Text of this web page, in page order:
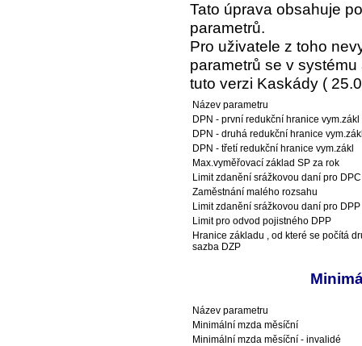
Tato úprava obsahuje
parametrů.
Pro uživatele z toho
parametrů se v
tuto verzi Kaskády (
Název parametru
DPN - první redukční hranice vym.zákl
DPN - druhá redukční hranice
DPN - třetí redukční hranice vym.zákl
Max.vyměřovací základ SP za rok
Limit zdanění srážkovou daní pro DPC
Zaměstnání malého rozsahu
Limit zdanění srážkovou daní pro DPP
Limit pro odvod pojistného DPP
Hranice základu , od které se počítá
sazba DZP
Název parametru
Minimální mzda měsíční
Minimální mzda měsíční - invalidé